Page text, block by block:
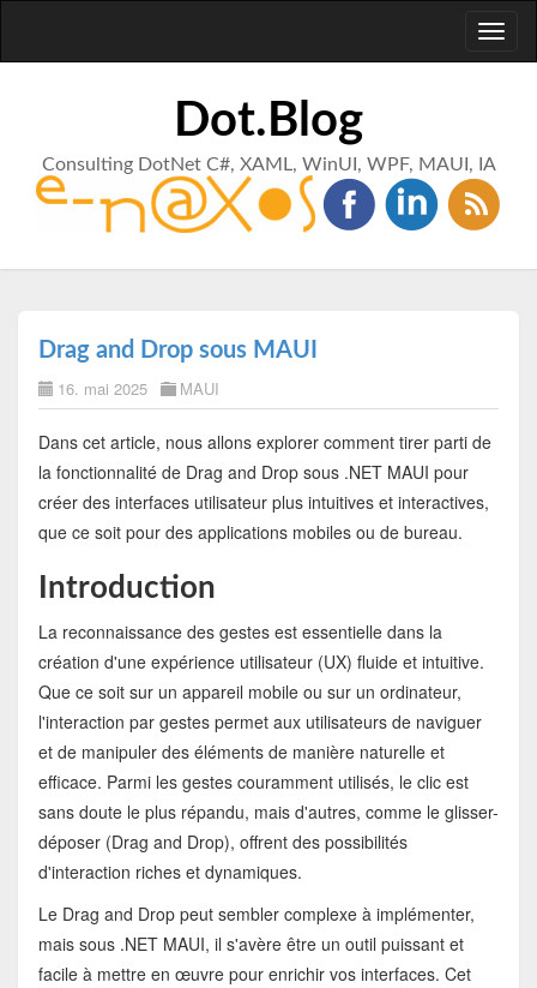
Dot.Blog
Consulting DotNet C#, XAML, WinUI, WPF, MAUI, IA
Drag and Drop sous MAUI
16. mai 2025 MAUI
Dans cet article, nous allons explorer comment tirer parti de
la fonctionnalité de Drag and Drop sous .NET MAUI pour
créer des interfaces utilisateur plus intuitives et interactives,
que ce soit pour des applications mobiles ou de bureau.
Introduction
La reconnaissance des gestes est essentielle dans la
création d'une expérience utilisateur (UX) fluide et intuitive.
Que ce soit sur un appareil mobile ou sur un ordinateur,
l'interaction par gestes permet aux utilisateurs de naviguer
et de manipuler des éléments de manière naturelle et
efficace. Parmi les gestes couramment utilisés, le clic est
sans doute le plus répandu, mais d'autres, comme le glisser-
déposer (Drag and Drop), offrent des possibilités
d'interaction riches et dynamiques.
Le Drag and Drop peut sembler complexe à implémenter,
mais sous .NET MAUI, il s'avère être un outil puissant et
facile à mettre en œuvre pour enrichir vos interfaces. Cet